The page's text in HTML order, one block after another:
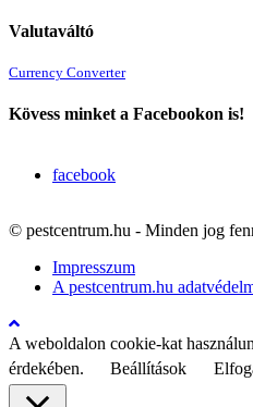
Valutaváltó
Currency Converter
Kövess minket a Facebookon is!
facebook
© pestcentrum.hu - Minden jog
Impresszum
A pestcentrum.hu
A weboldalon cookie-kat
érdekében.
Beállítások